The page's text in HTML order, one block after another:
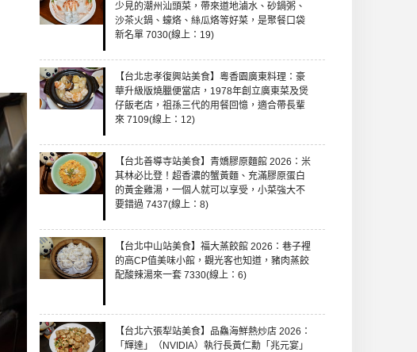
少見的潮州汕頭菜，帶來道地滷水、砂鍋粥、
沙茶火鍋、蠔烙、絲瓜烙等好菜，是聚餐口袋
新名單 7030(線上：19)
【台北忠孝復興站美食】粵香園廣東料理：豪
華升級版燒臘便當店，1978年創立廣東菜及煲
仔飯老店，祖孫三代的用餐回憶，適合帶長輩
來 7109(線上：12)
【台北善導寺站美食】青嬌膠原麵館 2026：米
其林必比登！超香濃的蟹黃麵、充滿膠原蛋白
的黃金雞湯，一個人就可以享受，小菜強大不
要錯過 7437(線上：8)
【台北中山站美食】福大蒸餃館 2026：巷子裡
的高CP值美味小館，觀光客也知道，豬肉蒸餃
配酸辣湯來一套 7330(線上：6)
【台北六張犁站美食】品鱻海鮮熱炒店 2026：
「輝達」（NVIDIA）執行長黃仁勳「兆元宴」